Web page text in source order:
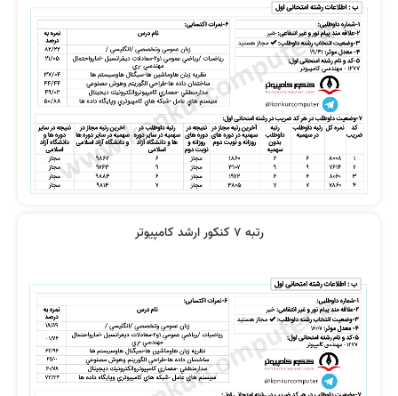
نظر رتبه 8 کنکور 1400
نظر رتبه 2: معماری کامپیوتر و منطقی
100 زدم
نظر رتبه 12 کنکور ارشد کامپیوتر 1401 نظر رتبه 24: خیلی کامل و جامع است
رتبه 7 کنکور ارشد کامپیوتر